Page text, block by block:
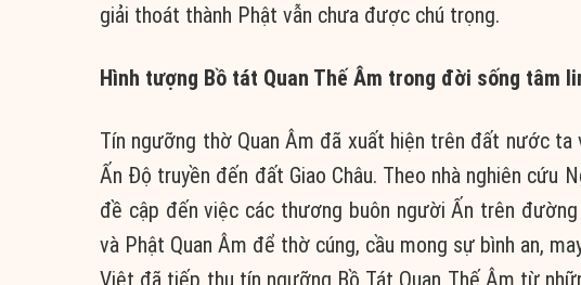
giải thoát thành Phật vẫn chưa được chú trọng.
Hình tượng Bồ tát Quan Thế Âm trong đời sống tâm
Tín ngưỡng thờ Quan Âm đã xuất hiện trên đất nước
Ấn Độ truyền đến đất Giao Châu. Theo nhà nghiên cứu
đề cập đến việc các thương buôn người Ấn trên
và Phật Quan Âm để thờ cúng, cầu mong sự bình an,
Việt đã tiếp thu tín ngưỡng Bồ Tát Quan Thế Âm từ